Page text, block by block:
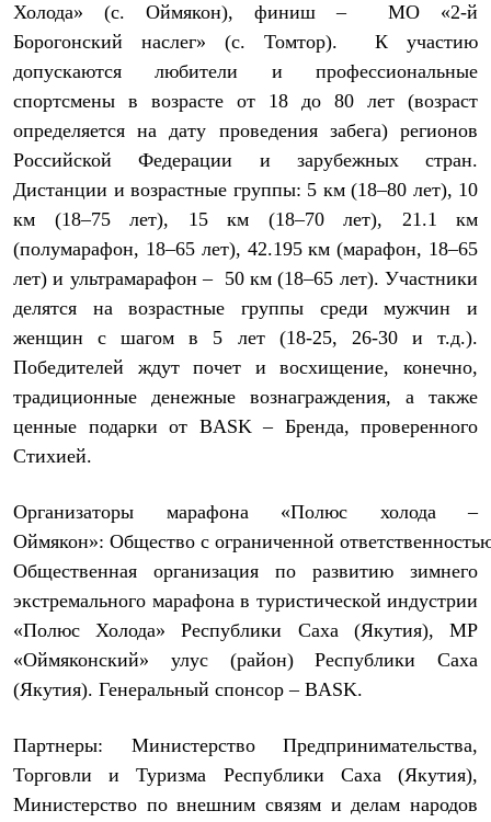
Среднее термобелье
Легкое термобелье
Флисовая одежда
Куртки
Детская одежда
Утепленная пухом
Комбинезоны
Брюки
Утепленная синтетикой
Комбинезоны
Куртки
Брюки
Лёгкая одежда
Футболки
Толстовки
Брюки
Куртки
Флисовая одежда
Куртки
Брюки
Комбинезоны
Термобелье
Комплект термобелья
Снаряжение
Палатки
Тенты
Аксессуары для палаток
Экспедиционные
Альпинистские
Городские
Аксессуары для рюкзаков
Спальные мешки
Холода» (с. Оймякон), финиш – МО «2-й
Борогонский наслег» (с. Томтор). К участию
допускаются любители и профессиональные
спортсмены в возрасте от 18 до 80 лет (возраст
определяется на дату проведения забега) регионов
Российской Федерации и зарубежных стран.
Дистанции и возрастные группы: 5 км (18–80 лет), 10
км (18–75 лет), 15 км (18–70 лет), 21.1 км
(полумарафон, 18–65 лет), 42.195 км (марафон, 18–65
лет) и ультрамарафон – 50 км (18–65 лет). Участники
делятся на возрастные группы среди мужчин и
женщин с шагом в 5 лет (18-25, 26-30 и т.д.).
Победителей ждут почет и восхищение, конечно,
традиционные денежные вознаграждения, а также
ценные подарки от BASK – Бренда, проверенного
Стихией.
Организаторы марафона «Полюс холода –
Оймякон»: Общество с ограниченной
Общественная организация по развитию зимнего
экстремального марафона в туристической индустрии
«Полюс Холода» Республики Саха (Якутия), МР
«Оймяконский» улус (район) Республики Саха
(Якутия). Генеральный спонсор – BASK.
Партнеры: Министерство Предпринимательства,
Торговли и Туризма Республики Саха (Якутия),
Министерство по внешним связям и делам народов